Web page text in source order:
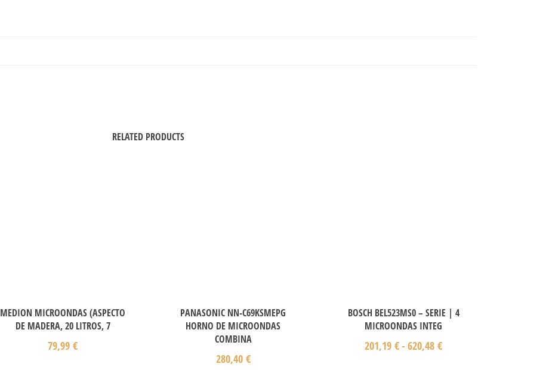
RELATED PRODUCTS
MEDION MICROONDAS (ASPECTO
DE MADERA, 20 LITROS, 7
79,99€
PANASONIC NN-C69KSMEPG
HORNO DE MICROONDAS
COMBINA
280,40 €
BOSCH BEL523MS0 – SERIE | 4
MICROONDAS INTEG
201,19€- 620,48€